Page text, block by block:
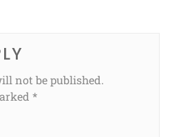
not be published.
*